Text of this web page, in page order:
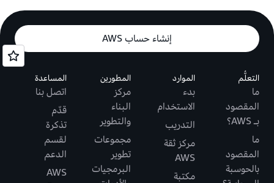
إنشاء حساب AWS
التعلُّم
ما
المقصود
بـ AWS؟
ما
المقصود
بالحوسبة
الموارد
بدء
الاستخدام
التدريب
مركز ثقة
AWS
مكتبة
المطورين
مركز
البناء
والتطوير
مجموعات
تطوير
البرمجيات
المساعدة
اتصل بنا
قدّم
تذكرة
لقسم
الدعم
AWS